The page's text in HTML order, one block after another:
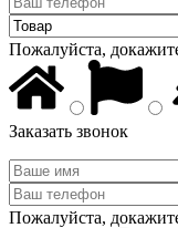
Пожалуйста,
Заказать звонок
Пожалуйста,